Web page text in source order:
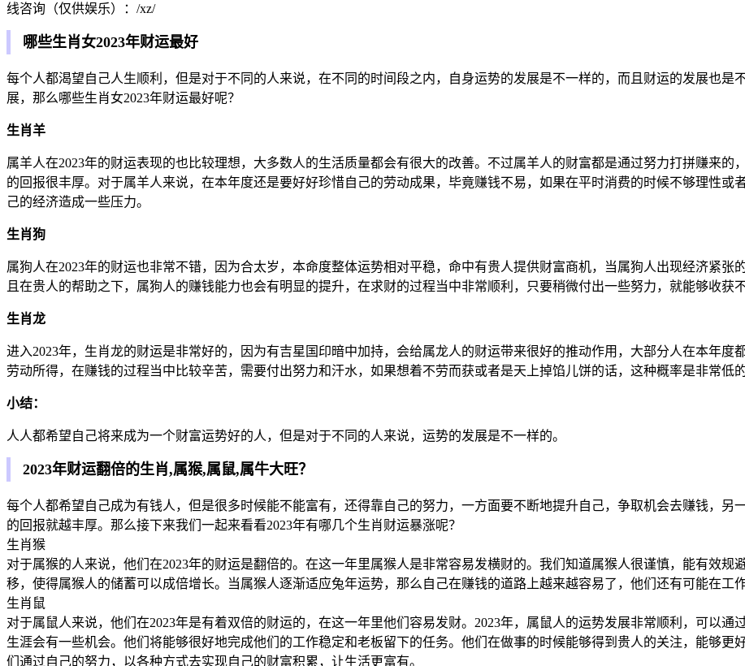
线咨询（仅供娱乐）：/xz/
哪些生肖女2023年财运最好
每个人都渴望自己人生顺利，但是对于不同的人来说，在不同的时间段之内，自身运势的发展是不一样的，而且财运的发展也是
展，那么哪些生肖女2023年财运最好呢？
生肖羊
属羊人在2023年的财运表现的也比较理想，大多数人的生活质量都会有很大的改善。不过属羊人的财富都是通过努力打拼赚来的
的回报很丰厚。对于属羊人来说，在本年度还是要好好珍惜自己的劳动成果，毕竟赚钱不易，如果在平时消费的时候不够理性或
己的经济造成一些压力。
生肖狗
属狗人在2023年的财运也非常不错，因为合太岁，本命度整体运势相对平稳，命中有贵人提供财富商机，当属狗人出现经济紧
且在贵人的帮助之下，属狗人的赚钱能力也会有明显的提升，在求财的过程当中非常顺利，只要稍微付出一些努力，就能够收获不
生肖龙
进入2023年，生肖龙的财运是非常好的，因为有吉星国印暗中加持，会给属龙人的财运带来很好的推动作用，大部分人在本年
劳动所得，在赚钱的过程当中比较辛苦，需要付出努力和汗水，如果想着不劳而获或者是天上掉馅儿饼的话，这种概率是非常低的
小结：
人人都希望自己将来成为一个财富运势好的人，但是对于不同的人来说，运势的发展是不一样的。
2023年财运翻倍的生肖,属猴,属鼠,属牛大旺？
每个人都希望自己成为有钱人，但是很多时候能不能富有，还得靠自己的努力，一方面要不断地提升自己，争取机会去赚钱，另
的回报就越丰厚。那么接下来我们一起来看看2023年有哪几个生肖财运暴涨呢？
生肖猴
对于属猴的人来说，他们在2023年的财运是翻倍的。在这一年里属猴人是非常容易发横财的。我们知道属猴人很谨慎，能有效
移，使得属猴人的储蓄可以成倍增长。当属猴人逐渐适应兔年运势，那么自己在赚钱的道路上越来越容易了，他们还有可能在工
生肖鼠
对于属鼠人来说，他们在2023年是有着双倍的财运的，在这一年里他们容易发财。2023年，属鼠人的运势发展非常顺利，可以通
生涯会有一些机会。他们将能够很好地完成他们的工作稳定和老板留下的任务。他们在做事的时候能够得到贵人的关注，能够
们通过自己的努力，以各种方式去实现自己的财富积累，让生活更富有。